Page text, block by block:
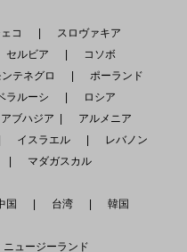
コ
スロヴァキア
セルビア
コソボ
テネグロ
ポーランド
ラルーシ
ロシア
ブハジア
アルメニア
イスラエル
レバノン
マダガスカル
国 台湾
韓国
ニュージーランド